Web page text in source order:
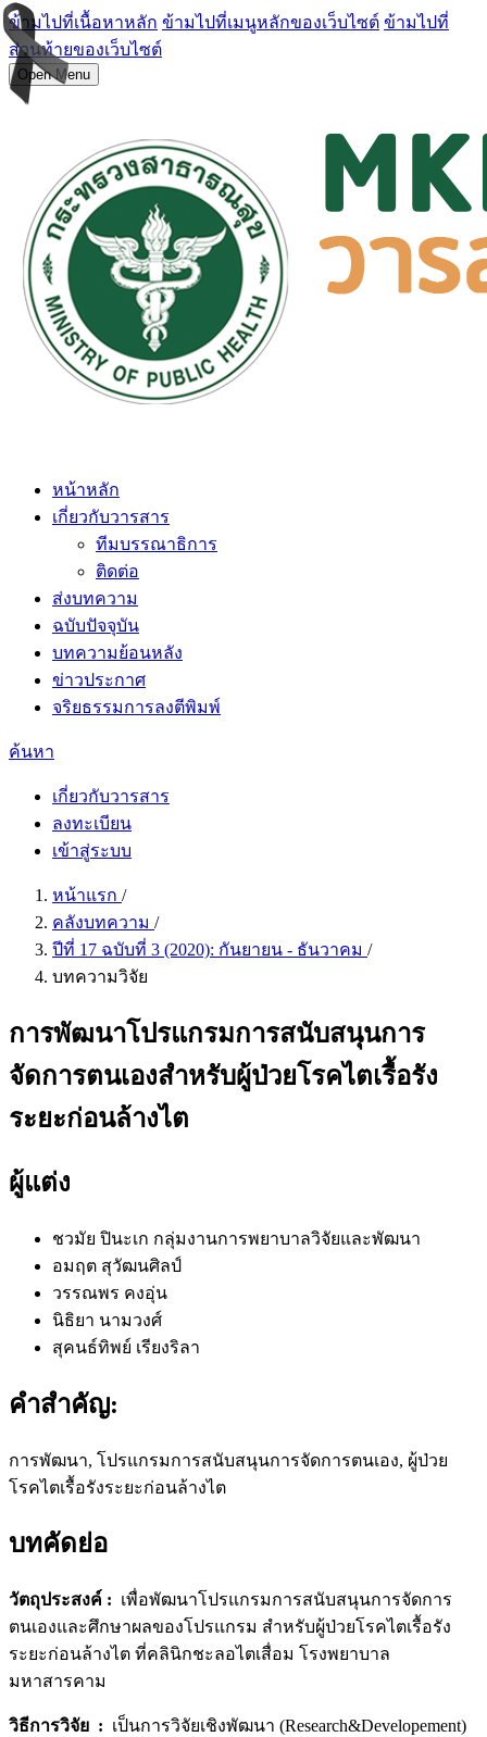
ข้ามไปที่เนื้อหาหลัก ข้ามไปที่เมนูหลักของเว็บไซต์ ข้ามไปที่
ส่วนท้ายของเว็บไซต์
Open Menu
หน้าหลัก
เกี่ยวกับวารสาร
ทีมบรรณาธิการ
ติดต่อ
ส่งบทความ
ฉบับปัจจุบัน
บทความย้อนหลัง
ข่าวประกาศ
จริยธรรมการลงตีพิมพ์
ค้นหา
เกี่ยวกับวารสาร
ลงทะเบียน
เข้าสู่ระบบ
หน้าแรก /
คลังบทความ /
ปีที่ 17 ฉบับที่ 3 (2020): กันยายน - ธันวาคม /
บทความวิจัย
การพัฒนาโปรแกรมการสนับสนุนการ
จัดการตนเองสำหรับผู้ป่วยโรคไตเรื้อรัง
ระยะก่อนล้างไต
ผู้แต่ง
ชวมัย ปินะเก กลุ่มงานการพยาบาลวิจัยและพัฒนา
อมฤต สุวัฒนศิลป์
วรรณพร คงอุ่น
นิธิยา นามวงศ์
สุคนธ์ทิพย์ เรียงริลา
คำสำคัญ:
การพัฒนา, โปรแกรมการสนับสนุนการจัดการตนเอง, ผู้ป่วย
โรคไตเรื้อรังระยะก่อนล้างไต
บทคัดย่อ
วัตถุประสงค์ : เพื่อพัฒนาโปรแกรมการสนับสนุนการจัดการ
ตนเองและศึกษาผลของโปรแกรม สำหรับผู้ป่วยโรคไตเรื้อรัง
ระยะก่อนล้างไต ที่คลินิกชะลอไตเสื่อม โรงพยาบาล
มหาสารคาม
วิธีการวิจัย : เป็นการวิจัยเชิงพัฒนา (Research&Developement)